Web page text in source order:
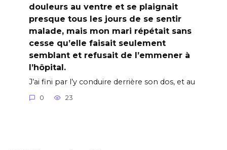
douleurs au ventre et se plaignait
presque tous les jours de se sentir
malade, mais mon mari répétait sans
cesse qu’elle faisait seulement
semblant et refusait de l’emmener à
l’hôpital.
J’ai fini par l’y conduire derrière son dos, et au
0 23